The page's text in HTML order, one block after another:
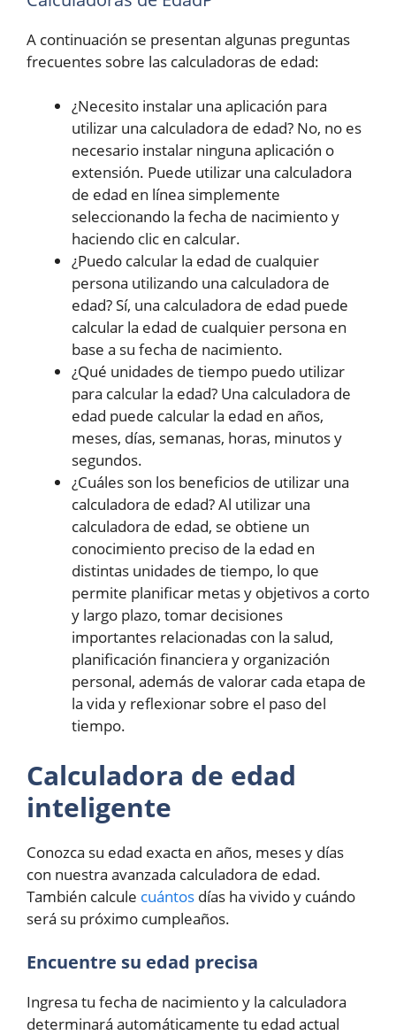
A continuación se presentan algunas preguntas
frecuentes sobre las calculadoras de edad:
¿Necesito instalar una aplicación para
utilizar una calculadora de edad? No, no es
necesario instalar ninguna aplicación o
extensión. Puede utilizar una calculadora
de edad en línea simplemente
seleccionando la fecha de nacimiento y
haciendo clic en calcular.
¿Puedo calcular la edad de cualquier
persona utilizando una calculadora de
edad? Sí, una calculadora de edad puede
calcular la edad de cualquier persona en
base a su fecha de nacimiento.
¿Qué unidades de tiempo puedo utilizar
para calcular la edad? Una calculadora de
edad puede calcular la edad en años,
meses, días, semanas, horas, minutos y
segundos.
¿Cuáles son los beneficios de utilizar una
calculadora de edad? Al utilizar una
calculadora de edad, se obtiene un
conocimiento preciso de la edad en
distintas unidades de tiempo, lo que
permite planificar metas y objetivos a corto
y largo plazo, tomar decisiones
importantes relacionadas con la salud,
planificación financiera y organización
personal, además de valorar cada etapa de
la vida y reflexionar sobre el paso del
tiempo.
Calculadora de edad
inteligente
Conozca su edad exacta en años, meses y días
con nuestra avanzada calculadora de edad.
También calcule cuántos días ha vivido y cuándo
será su próximo cumpleaños.
Encuentre su edad precisa
Ingresa tu fecha de nacimiento y la calculadora
determinará automáticamente tu edad actual